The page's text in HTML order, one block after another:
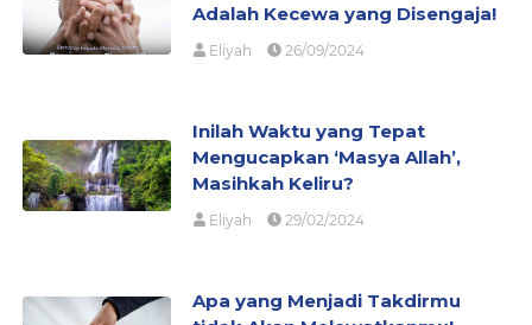
Adalah Kecewa yang Disengaja!
Eliyah 26/09/2024
Inilah Waktu yang Tepat
Mengucapkan ‘Masya Allah’,
Masihkah Keliru?
Eliyah 29/02/2024
Apa yang Menjadi Takdirmu